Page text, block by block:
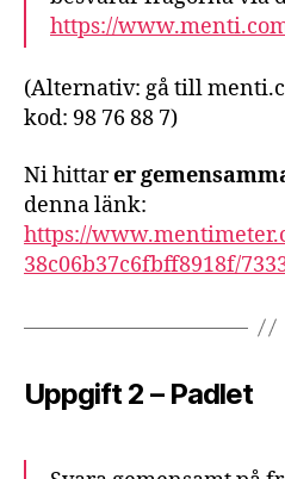
https://
(Alternativ: gå till
kod: 98 76 88 7)
Ni hittarer
denna länk:
https://
38c06b37c6fbff8918f/
Uppgift 2 – Padlet